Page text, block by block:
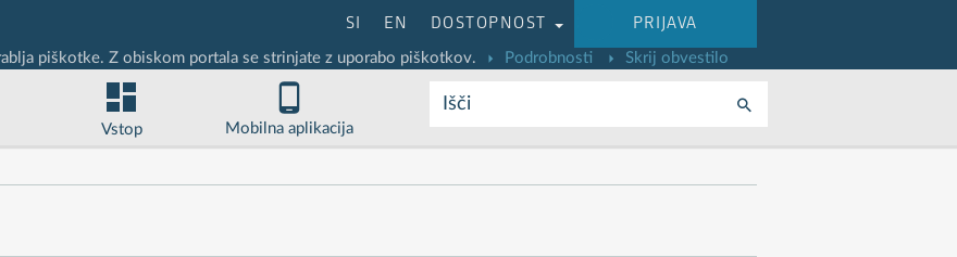
SI EN DOSTOPNOST PRIJAVA
piškotke. Z obiskom portala se strinjate z uporabo piškotkov. Podrobnosti Skrij obvestilo
Vstop Mobilna aplikacija
Išči